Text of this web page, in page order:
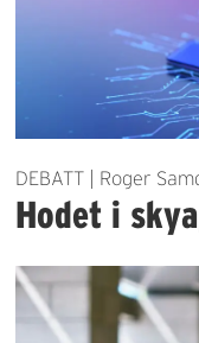
DEBATT | Roger
Hodet i